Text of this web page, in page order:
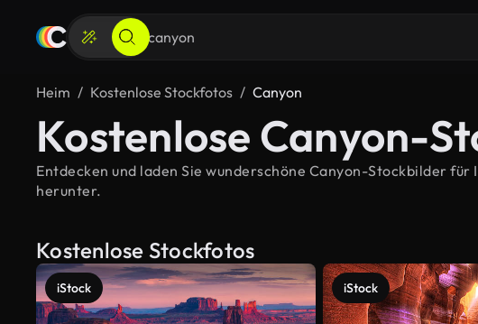
Heim Kostenlose Stockfotos Canyon
Kostenlose Canyon-
Entdecken und laden Sie wunderschöne Canyon-Stockbilder
herunter.
Kostenlose Stockfotos
iStock iStock